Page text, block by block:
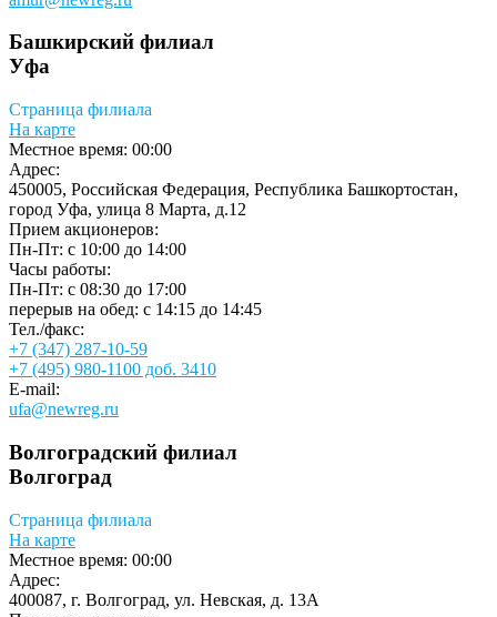
Башкирский филиал
Уфа
Страница филиала
На карте
Местное время: 00:00
Адрес:
450005, Российская Федерация, Республика Башкортостан,
город Уфа, улица 8 Марта, д.12
Прием акционеров:
Пн-Пт: c 10:00 до 14:00
Часы работы:
Пн-Пт: c 08:30 до 17:00
перерыв на обед: с 14:15 до 14:45
Тел./факс:
+7 (347) 287-10-59
+7 (495) 980-1100 доб. 3410
E-mail:
ufa@newreg.ru
Волгоградский филиал
Волгоград
Страница филиала
На карте
Местное время: 00:00
Адрес:
400087, г. Волгоград, ул. Невская, д. 13А